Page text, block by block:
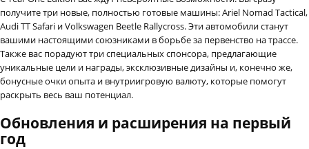
получите три новые, полностью готовые машины: Ariel Nomad Tactical,
Audi TT Safari и Volkswagen Beetle Rallycross. Эти автомобили станут
вашими настоящими союзниками в борьбе за первенство на трассе.
Также вас порадуют три специальных спонсора, предлагающие
уникальные цели и награды, эксклюзивные дизайны и, конечно же,
бонусные очки опыта и внутриигровую валюту, которые помогут
раскрыть весь ваш потенциал.
Обновления и расширения на первый
год